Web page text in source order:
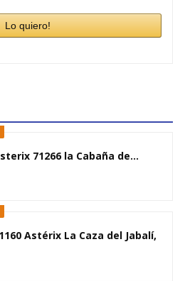
Lo quiero!
71266 la Cabaña de...
Astérix La Caza del Jabalí,